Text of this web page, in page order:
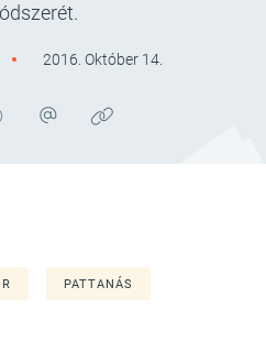
2016. Október 14.
PATTANÁS